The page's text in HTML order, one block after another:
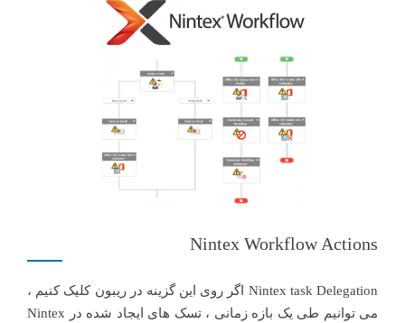
Nintex Workflow Actions
Nintex task Delegation اگر روی این گزینه در ریبون کلیک کنیم ،
می توانیم طی یک بازه زمانی ، تسک های ایجاد شده در Nintex